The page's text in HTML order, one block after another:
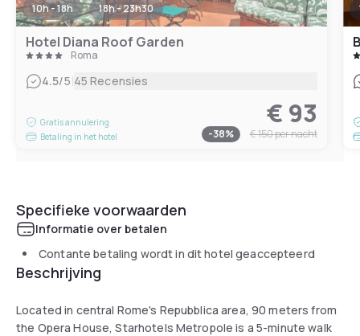
10h - 18h 18h - 23h30
Hotel Diana Roof Garden
Roma
4.5/5|45 Recensies
Gratis annulering
Betaling in het hotel
€ 93
-38% € 150per nacht
Specifieke voorwaarden
Informatie over betalen
Contante betaling wordt in dit hotel geaccepteerd
Beschrijving
Located in central Rome's Repubblica area, 90 meters from
the Opera House, Starhotels Metropole is a 5-minute walk